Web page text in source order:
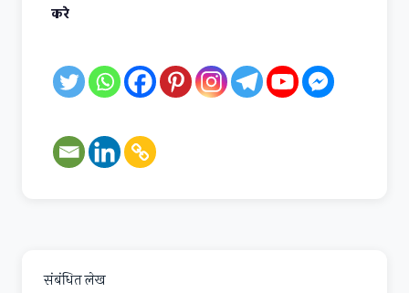
करे
संबंधित लेख